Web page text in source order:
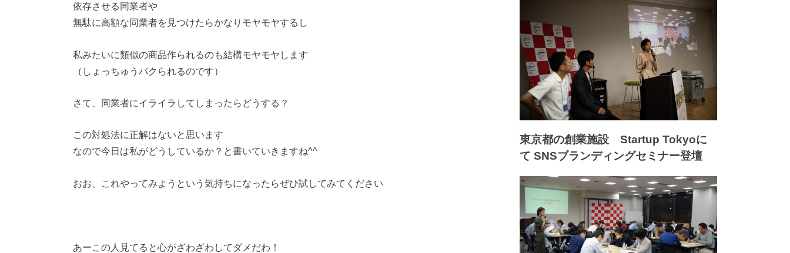
依存させる同業者や
無駄に高額な同業者を見つけたらかなりモヤモヤするし
私みたいに類似の商品作られるのも結構モヤモヤします
（しょっちゅうパクられるのです）
さて、同業者にイライラしてしまったらどうする？
この対処法に正解はないと思います
なので今日は私がどうしているか？と書いていきますね^^
おお、これやってみようという気持ちになったらぜひ試してみてください
あーこの人見てると心がざわざわしてダメだわ！
東京都の創業施設 Startup Tokyoに
て SNSブランディングセミナー登壇